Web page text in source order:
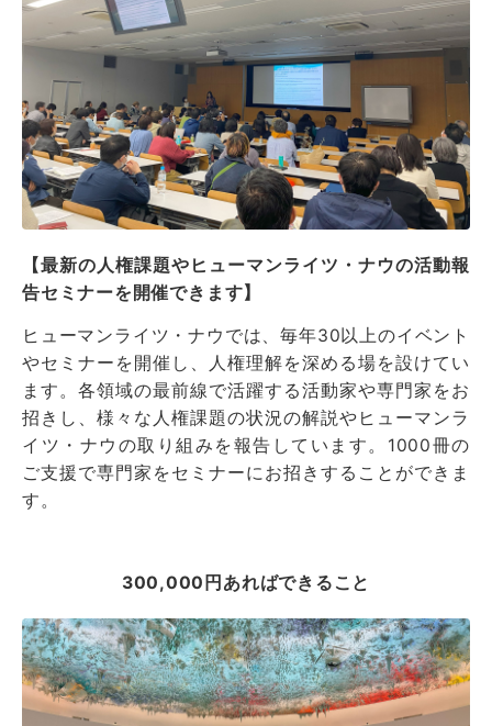
【最新の人権課題やヒューマンライツ・ナウの活動報
告セミナーを開催できます】
ヒューマンライツ・ナウでは、毎年30以上のイベント
やセミナーを開催し、人権理解を深める場を設けてい
ます。各領域の最前線で活躍する活動家や専門家をお
招きし、様々な人権課題の状況の解説やヒューマンラ
イツ・ナウの取り組みを報告しています。1000冊の
ご支援で専門家をセミナーにお招きすることができま
す。
300,000円あればできること